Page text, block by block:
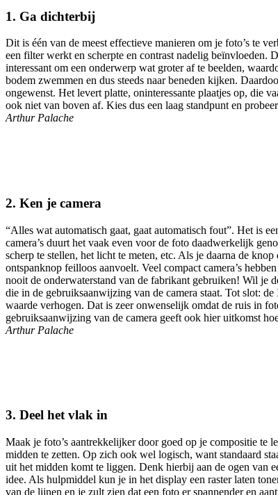
1. Ga dichterbij
Dit is één van de meest effectieve manieren om je foto’s te
een filter werkt en scherpte en contrast nadelig beïnvloeden.
interessant om een onderwerp wat groter af te beelden,
bodem zwemmen en dus steeds naar beneden kijken.
ongewenst. Het levert platte, oninteressante plaatjes op, die
ook niet van boven af. Kies dus een laag standpunt en
Arthur Palache
2. Ken je camera
“Alles wat automatisch gaat, gaat automatisch fout”. Het is
camera’s duurt het vaak even voor de foto daadwerkelijk
scherp te stellen, het licht te meten, etc. Als je daarna de
ontspanknop feilloos aanvoelt. Veel compact camera’s
nooit de onderwaterstand van de fabrikant gebruiken! Wil je
die in de gebruiksaanwijzing van de camera staat. Tot slot:
waarde verhogen. Dat is zeer onwenselijk omdat de ruis in
gebruiksaanwijzing van de camera geeft ook hier uitkomst
Arthur Palache
3. Deel het vlak in
Maak je foto’s aantrekkelijker door goed op je compositie te
midden te zetten. Op zich ook wel logisch, want standaard
uit het midden komt te liggen. Denk hierbij aan de ogen van
idee. Als hulpmiddel kun je in het display een raster laten
van de lijnen en je zult zien dat een foto er spannender en